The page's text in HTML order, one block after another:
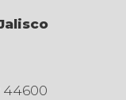
44600